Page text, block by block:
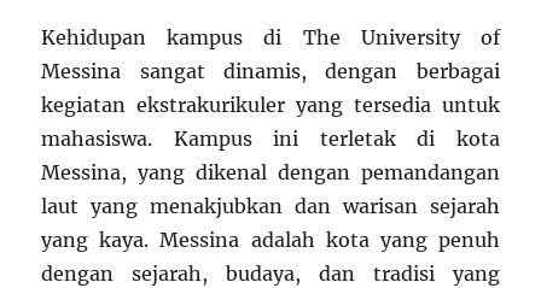
Kehidupan kampus di The University of
Messina sangat dinamis, dengan berbagai
kegiatan ekstrakurikuler yang tersedia untuk
mahasiswa. Kampus ini terletak di kota
Messina, yang dikenal dengan pemandangan
laut yang menakjubkan dan warisan sejarah
yang kaya. Messina adalah kota yang penuh
dengan sejarah, budaya, dan tradisi yang